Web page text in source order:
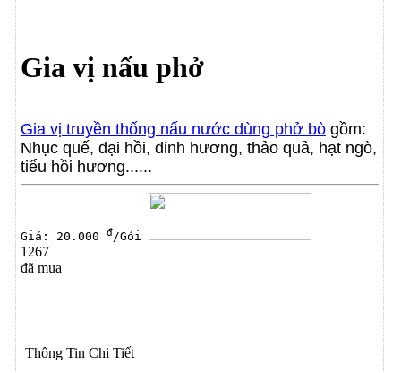
Gia vị nấu phở
Gia vị truyền thống nấu nước dùng phở bògồm:
Nhục quế, đại hồi, đinh hương, thảo quả, hạt ngò,
tiểu hồi hương......
Giá: 20.000 đ/Gói
1267
đã mua
Thông Tin Chi Tiết